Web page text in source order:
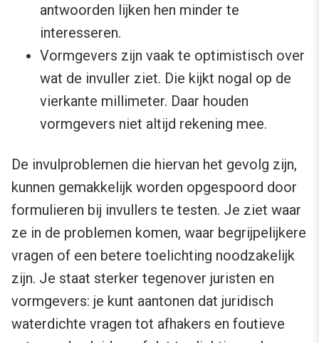
antwoorden lijken hen minder te
interesseren.
Vormgevers zijn vaak te optimistisch over
wat de invuller ziet. Die kijkt nogal op de
vierkante millimeter. Daar houden
vormgevers niet altijd rekening mee.
De invulproblemen die hiervan het gevolg zijn,
kunnen gemakkelijk worden opgespoord door
formulieren bij invullers te testen. Je ziet waar
ze in de problemen komen, waar begrijpelijkere
vragen of een betere toelichting noodzakelijk
zijn. Je staat sterker tegenover juristen en
vormgevers: je kunt aantonen dat juridisch
waterdichte vragen tot afhakers en foutieve